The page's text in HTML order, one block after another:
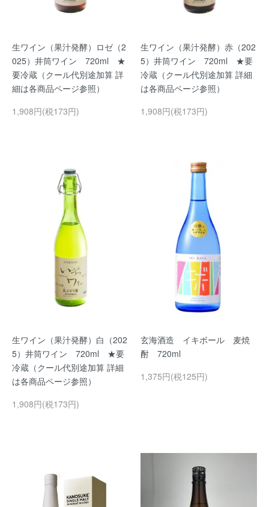
生ワイン（果汁発酵）ロゼ（2
025）井筒ワイン 720ml ★
要冷蔵（クール代別途加算 詳
細は各商品ページ参照）
1,908円(税173円)
生ワイン（果汁発酵）赤（202
5）井筒ワイン 720ml ★要
冷蔵（クール代別途加算 詳細
は各商品ページ参照）
1,908円(税173円)
生ワイン（果汁発酵）白（202
5）井筒ワイン 720ml ★要
冷蔵（クール代別途加算 詳細
は各商品ページ参照）
1,908円(税173円)
玄海酒造 イキボール 麦焼
酎 720ml
1,375円(税125円)